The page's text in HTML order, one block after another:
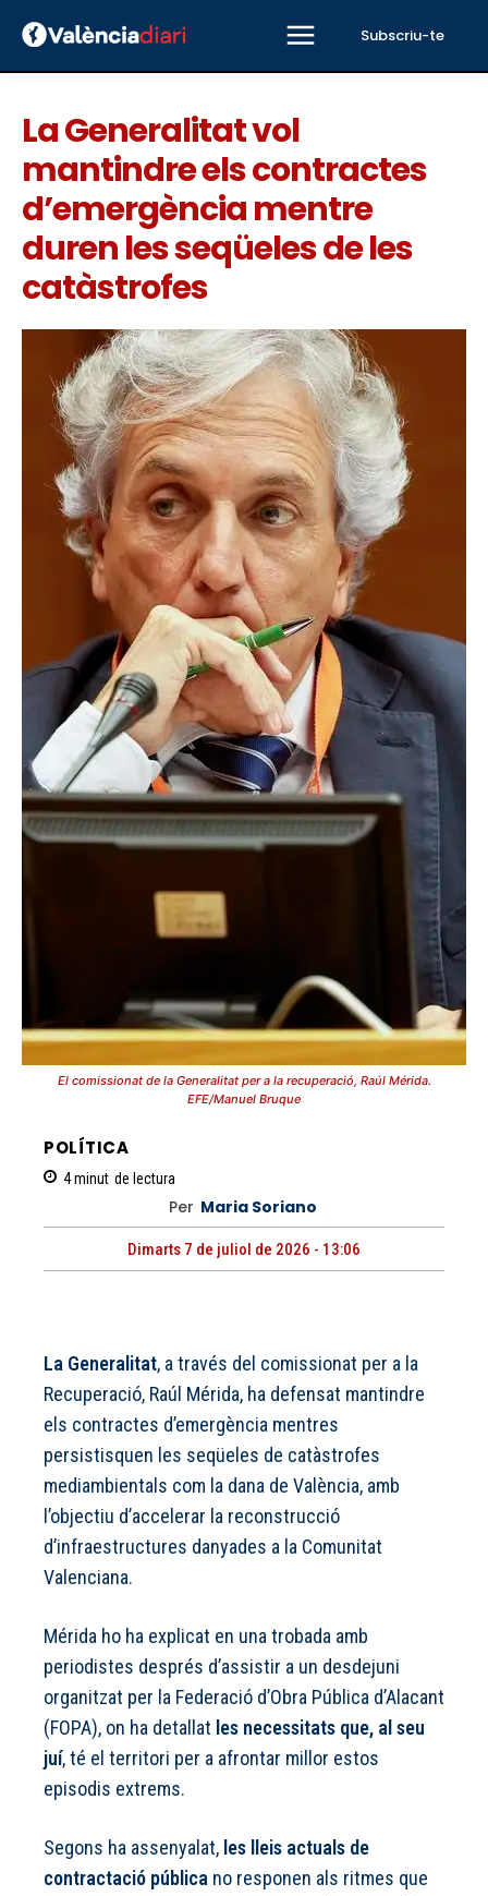
Subscriu-te
La Generalitat vol
mantindre els contractes
d’emergència mentre
duren les seqüeles de les
catàstrofes
El comissionat de la Generalitat per a la recuperació, Raúl Mérida.
EFE/Manuel Bruque
POLÍTICA
4minut de lectura
Per Maria Soriano
Dimarts 7 de juliol de 2026 - 13:06
La Generalitat, a través del comissionat per a la
Recuperació, Raúl Mérida, ha defensat mantindre
els contractes d’emergència mentres
persistisquen les seqüeles de catàstrofes
mediambientals com la dana de València, amb
l’objectiu d’accelerar la reconstrucció
d’infraestructures danyades a la Comunitat
Valenciana.
Mérida ho ha explicat en una trobada amb
periodistes després d’assistir a un desdejuni
organitzat per la Federació d’Obra Pública d’Alacant
(FOPA), on ha detallat les necessitats que, al seu
juí, té el territori per a afrontar millor estos
episodis extrems.
Segons ha assenyalat, les lleis actuals de
contractació pública no responen als ritmes que